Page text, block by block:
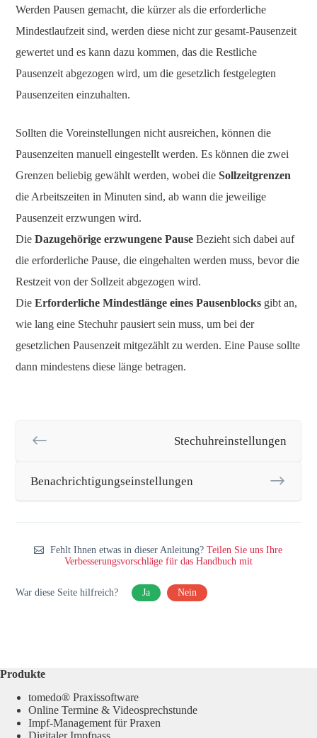
Werden Pausen gemacht, die kürzer als die erforderliche
Mindestlaufzeit sind, werden diese nicht zur gesamt-Pausenzeit
gewertet und es kann dazu kommen, das die Restliche
Pausenzeit abgezogen wird, um die gesetzlich festgelegten
Pausenzeiten einzuhalten.
Sollten die Voreinstellungen nicht ausreichen, können die
Pausenzeiten manuell eingestellt werden. Es können die zwei
Grenzen beliebig gewählt werden, wobei die Sollzeitgrenzen
die Arbeitszeiten in Minuten sind, ab wann die jeweilige
Pausenzeit erzwungen wird.
Die Dazugehörige erzwungene Pause Bezieht sich dabei auf
die erforderliche Pause, die eingehalten werden muss, bevor die
Restzeit von der Sollzeit abgezogen wird.
Die Erforderliche Mindestlänge eines Pausenblocks gibt an,
wie lang eine Stechuhr pausiert sein muss, um bei der
gesetzlichen Pausenzeit mitgezählt zu werden. Eine Pause sollte
dann mindestens diese länge betragen.
Stechuhreinstellungen
Benachrichtigungseinstellungen
Fehlt Ihnen etwas in dieser Anleitung?Teilen Sie uns Ihre
Verbesserungsvorschläge für das Handbuch mit
War diese Seite hilfreich? Ja Nein
Produkte
tomedo® Praxissoftware
Online Termine & Videosprechstunde
Impf-Management für Praxen